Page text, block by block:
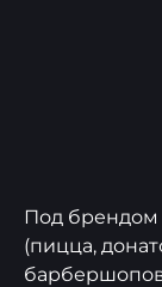
Под брендом
(пицца,